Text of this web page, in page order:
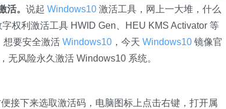
活。 说起 Windows10 激活工具，网上一大堆，什么
字权利激活工具 HWID Gen、HEU KMS Activator 等
想要安全激活 Windows10 ，今天 Windows10 镜像官
无风险永久激活 Windows10 系统。
接下来选取激活码，电脑图标上点击右键，打开属